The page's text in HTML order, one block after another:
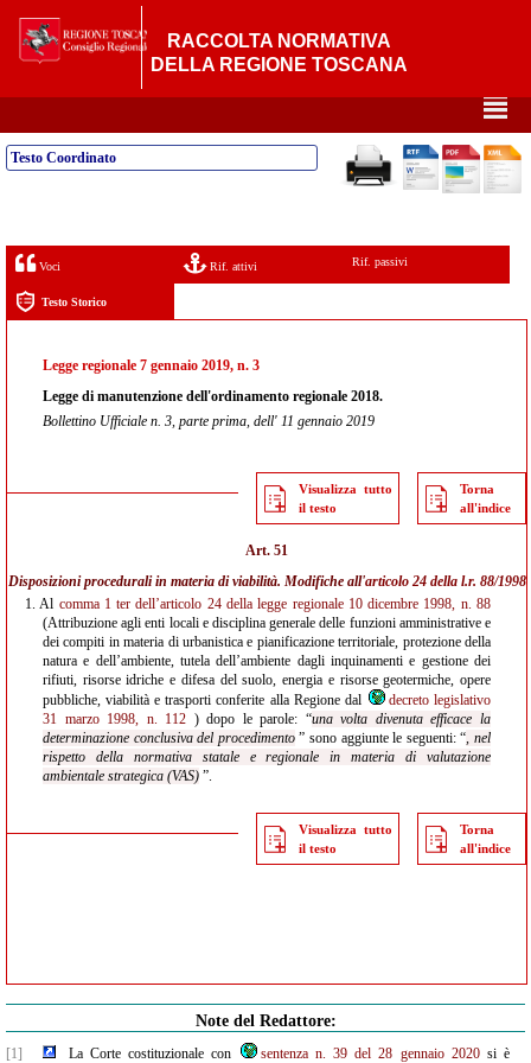
RACCOLTA NORMATIVA
DELLA REGIONE TOSCANA
²
Testo Coordinato
Voci Rif. attivi Rif. passivi
Testo Storico
Legge regionale 7 gennaio 2019, n. 3
Legge di manutenzione dell'ordinamento regionale 2018.
Bollettino Ufficiale n. 3, parte prima, dell' 11 gennaio 2019
Visualizza tutto
il testo
Torna
all'indice
Art. 51
Disposizioni procedurali in materia di viabilità. Modifiche all'articolo 24 della l.r. 88/1998
1. Al comma 1 ter dell’articolo 24 della legge regionale 10 dicembre 1998, n. 88
(Attribuzione agli enti locali e disciplina generale delle funzioni amministrative e
dei compiti in materia di urbanistica e pianificazione territoriale, protezione della
natura e dell’ambiente, tutela dell’ambiente dagli inquinamenti e gestione dei
rifiuti, risorse idriche e difesa del suolo, energia e risorse geotermiche, opere
pubbliche, viabilità e trasporti conferite alla Regione dal
decreto legislativo
31 marzo 1998, n. 112 ) dopo le parole: “una volta divenuta efficace la
determinazione conclusiva del procedimento” sono aggiunte le seguenti: “, nel
rispetto della normativa statale e regionale in materia di valutazione
ambientale strategica (VAS) ”.
Visualizza tutto
il testo
Torna
all'indice
Note del Redattore:
[1] La Corte costituzionale con sentenza n. 39 del 28 gennaio 2020si è